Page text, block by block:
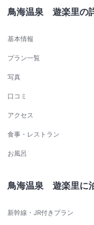
鳥海温泉 遊楽里の
基本情報
プラン一覧
写真
口コミ
アクセス
食事・レストラン
お風呂
鳥海温泉 遊楽里に
新幹線・JR付きプラン